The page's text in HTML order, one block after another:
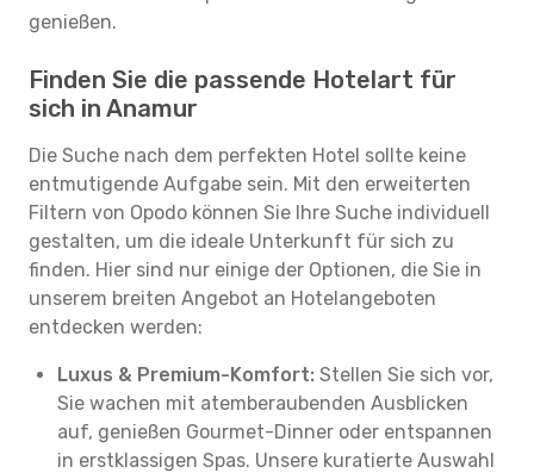
genießen.
Finden Sie die passende Hotelart für
sich in Anamur
Die Suche nach dem perfekten Hotel sollte keine
entmutigende Aufgabe sein. Mit den erweiterten
Filtern von Opodo können Sie Ihre Suche individuell
gestalten, um die ideale Unterkunft für sich zu
finden. Hier sind nur einige der Optionen, die Sie in
unserem breiten Angebot an Hotelangeboten
entdecken werden:
Luxus & Premium-Komfort: Stellen Sie sich vor,
Sie wachen mit atemberaubenden Ausblicken
auf, genießen Gourmet-Dinner oder entspannen
in erstklassigen Spas. Unsere kuratierte Auswahl